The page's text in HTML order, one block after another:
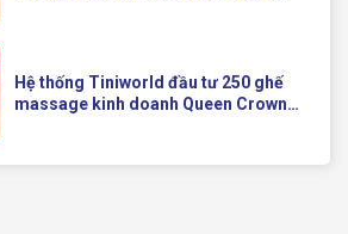
Hệ thống Tiniworld đầu tư 250 ghế
massage kinh doanh Queen Crown